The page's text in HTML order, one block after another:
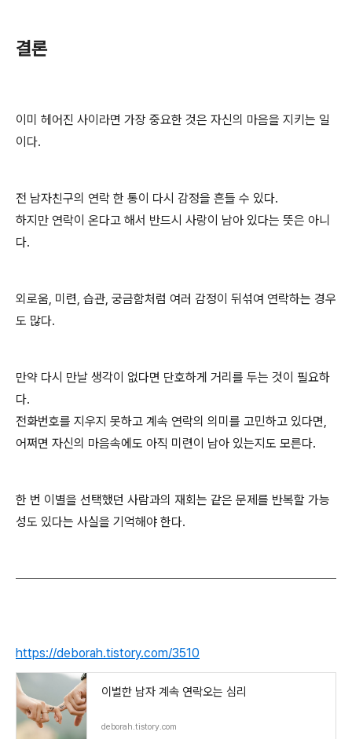
결론
이미 헤어진 사이라면 가장 중요한 것은 자신의 마음을 지키는 일
이다.
전 남자친구의 연락 한 통이 다시 감정을 흔들 수 있다.
하지만 연락이 온다고 해서 반드시 사랑이 남아 있다는 뜻은 아니
다.
외로움, 미련, 습관, 궁금함처럼 여러 감정이 뒤섞여 연락하는 경우
도 많다.
만약 다시 만날 생각이 없다면 단호하게 거리를 두는 것이 필요하
다.
전화번호를 지우지 못하고 계속 연락의 의미를 고민하고 있다면,
어쩌면 자신의 마음속에도 아직 미련이 남아 있는지도 모른다.
한 번 이별을 선택했던 사람과의 재회는 같은 문제를 반복할 가능
성도 있다는 사실을 기억해야 한다.
https://deborah.tistory.com/3510
이별한 남자 계속 연락오는 심리
deborah.tistory.com